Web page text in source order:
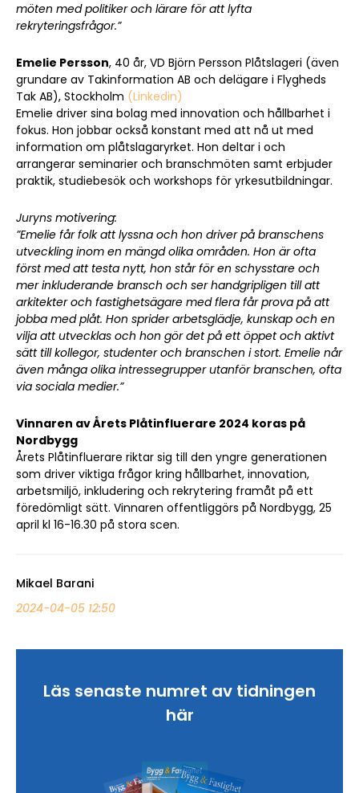
Sök artikel
möten med politiker och lärare för att lyfta
rekryteringsfrågor.”
Emelie Persson, 40 år, VD Björn Persson Plåtslageri (även
grundare av Takinformation AB och delägare i Flygheds
Tak AB), Stockholm (Linkedin)
Emelie driver sina bolag med innovation och hållbarhet i
fokus. Hon jobbar också konstant med att nå ut med
information om plåtslagaryrket. Hon deltar i och
arrangerar seminarier och branschmöten samt erbjuder
praktik, studiebesök och workshops för yrkesutbildningar.
Juryns motivering:
”Emelie får folk att lyssna och hon driver på branschens
utveckling inom en mängd olika områden. Hon är ofta
först med att testa nytt, hon står för en schysstare och
mer inkluderande bransch och ser handgripligen till att
arkitekter och fastighetsägare med flera får prova på att
jobba med plåt. Hon sprider arbetsglädje, kunskap och en
vilja att utvecklas och hon gör det på ett öppet och aktivt
sätt till kollegor, studenter och branschen i stort. Emelie når
även många olika intressegrupper utanför branschen, ofta
via sociala medier.”
Vinnaren av Årets Plåtinfluerare 2024 koras på
Nordbygg
Årets Plåtinfluerare riktar sig till den yngre generationen
som driver viktiga frågor kring hållbarhet, innovation,
arbetsmiljö, inkludering och rekrytering framåt på ett
föredömligt sätt. Vinnaren offentliggörs på Nordbygg, 25
april kl 16-16.30 på stora scen.
Mikael Barani
2024-04-05 12:50
Läs senaste numret av tidningen
här